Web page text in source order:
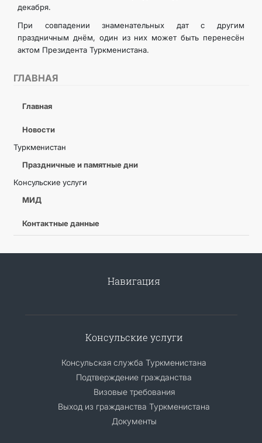
ГЛАВНАЯ
Главная
Новости
Туркменистан
Праздничные и памятные дни
Консульские услуги
МИД
Контактные данные
декабря.
При совпадении знаменательных дат с другим
праздничным днём, один из них может быть перенесён
актом Президента Туркменистана.
Навигация
Консульские услуги
Консульская служба Туркменистана
Подтверждение гражданства
Визовые требования
Выход из гражданства Туркменистана
Документы